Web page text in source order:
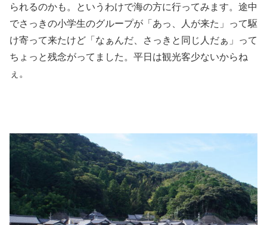
られるのかも。というわけで海の方に行ってみます。途中
でさっきの小学生のグループが「あっ、人が来た」って駆
け寄って来たけど「なぁんだ、さっきと同じ人だぁ」って
ちょっと残念がってました。平日は観光客少ないからね
ぇ。